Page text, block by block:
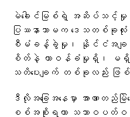
မဲခေါင်မြစ်ရဲ့ အဆိပ်သင့်
ပြဿနာသာမက ဒေသတစ်ခုလုံး
စီမံခန့်ခွဲမှု၊ နိုင်ငံအချင်းခ
စိတ်နဲ့ တာဝန်ခံမှုရှိ၊ မ
သတိပေးချက် တစ်ခုလည်း ဖြ
ဒီလိုအခြေအနေမှာ အာဏာတည်မြဲရ
စစ်အစိုးရဟာ သဘာဝပတ်ဝ